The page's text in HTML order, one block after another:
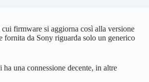
firmware si aggiorna così alla versione
fornita da Sony riguarda solo un generico
una connessione decente, in altre